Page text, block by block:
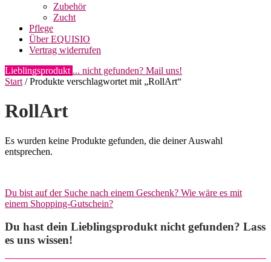
Zubehör
Zucht
Pflege
Über EQUISIO
Vertrag widerrufen
Lieblingsprodukt ... nicht gefunden? Mail uns!
Start / Produkte verschlagwortet mit „RollArt“
RollArt
Es wurden keine Produkte gefunden, die deiner Auswahl
entsprechen.
Du bist auf der Suche nach einem Geschenk? Wie wäre es mit
einem Shopping-Gutschein?
Du hast dein Lieblingsprodukt nicht gefunden? Lass
es uns wissen!